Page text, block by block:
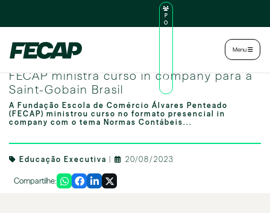
P
O
U
N
Menu
FECAP ministra curso in company para a
Saint-Gobain Brasil
A Fundação Escola de Comércio Álvares Penteado
(FECAP) ministrou curso no formato presencial in
company com o tema Normas Contábeis...
Educação Executiva 20/08/2023
Compartilhe: